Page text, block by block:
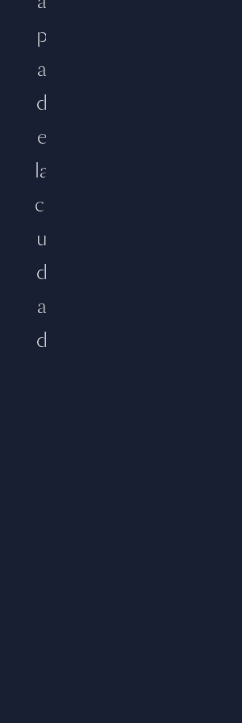
p
a
d
e
la
ci
u
d
a
d